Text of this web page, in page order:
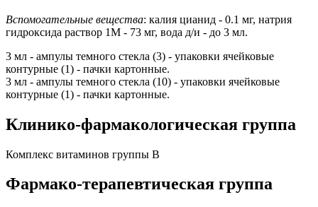
Вспомогательные вещества: калия цианид - 0.1 мг, натрия
гидроксида раствор 1М - 73 мг, вода д/и - до 3 мл.
3 мл - ампулы темного стекла (3) - упаковки ячейковые
контурные (1) - пачки картонные.
3 мл - ампулы темного стекла (10) - упаковки ячейковые
контурные (1) - пачки картонные.
Клинико-фармакологическая группа
Комплекс витаминов группы В
Фармако-терапевтическая группа